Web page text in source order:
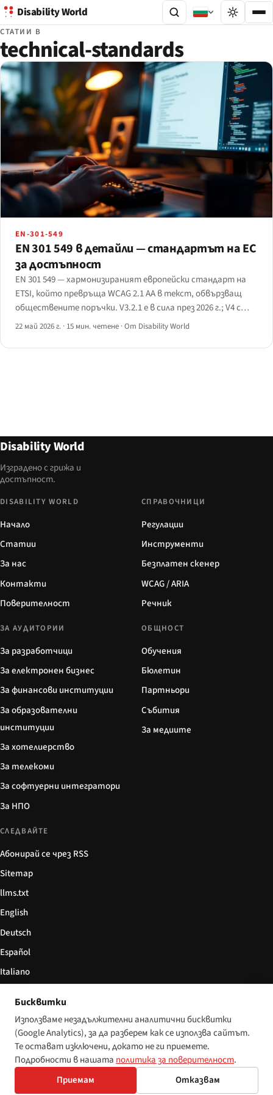
Disability World
СТАТИИ В
technical-standards
EN-301-549
EN 301 549 в детайли — стандартът на ЕС
за достъпност
EN 301 549 — хармонизираният европейски стандарт на
ETSI, който превръща WCAG 2.1 AA в текст, обвързващ
обществените поръчки. V3.2.1 е в сила през 2026 г.; V4 с
WCAG 2.2 е в късен етап на изготвяне. Пълен наръчник
22 май 2026 г. · 15 мин. четене ·От Disability World
Disability World
Изградено с грижа и
достъпност.
DISABILITY WORLD
Начало
Статии
За нас
Контакти
Поверителност
СПРАВОЧНИЦИ
Регулации
Инструменти
Безплатен скенер
WCAG / ARIA
Речник
ЗА АУДИТОРИИ
За разработчици
За електронен бизнес
За финансови институции
За образователни
институции
За хотелиерство
За телекоми
За софтуерни интегратори
За НПО
ОБЩНОСТ
Обучения
Бюлетин
Партньори
Събития
За медиите
СЛЕДВАЙТЕ
Абонирай се чрез RSS
Sitemap
llms.txt
English
Deutsch
Español
Italiano
© 2026 Disability World. Всички права запазени. Настройки за бисквитки
DeutschEspañol 简体中文PolskiFrançais
Бисквитки
Използваме незадължителни аналитични бисквитки
(Google Analytics), за да разберем как се използва сайтът.
Те остават изключени, докато не ги приемете.
Подробности в нашата политика за поверителност.
Приемам
Отказвам